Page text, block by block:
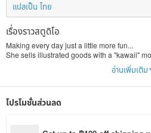
แปลเป็น ไทย
เรื่องราวสตูดิโอ
Making every day just a little more fun...
She sells illustrated goods with a "kawaii"
cherish relaxing times like Sunday andอ่านเพิ่มเติม
โปรโมชั่นส่วนลด